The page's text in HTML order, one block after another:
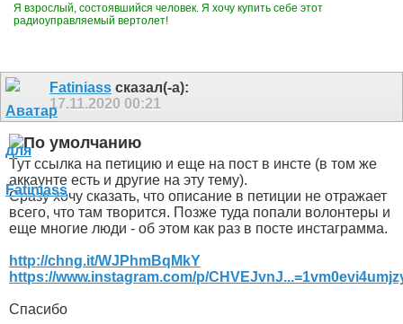
Я взрослый, состоявшийся человек. Я хочу купить себе этот
радиоуправляемый вертолет!
Fatiniass сказал(-а):
17.11.2020 00:21
Тут ссылка на петицию и еще на пост в инсте (в том же
аккаунте есть и другие на эту тему).
Сразу хочу сказать, что описание в петиции не отражает
всего, что там творится. Позже туда попали волонтеры и
еще многие люди - об этом как раз в посте инстаграмма.
http://chng.it/WJPhmBqMkY
https://www.instagram.com/p/
Спасибо